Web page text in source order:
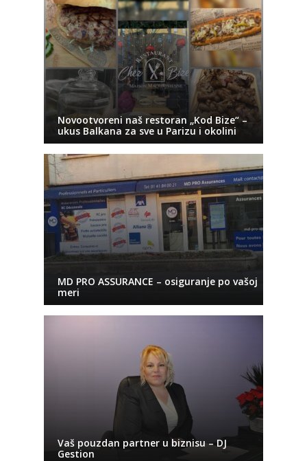
Novootvoreni naš restoran „Kod Bize“ –
ukus Balkana za sve u Parizu i okolini
MD PRO ASSURANCE – osiguranje po vašoj
meri
Vaš pouzdan partner u biznisu – DJ
Gestion